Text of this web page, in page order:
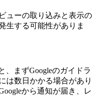
ューの取り込みと表示の
生する可能性がありま
、まずGoogleのガイドラ
は数日かかる場合があり
から通知が届き、レ